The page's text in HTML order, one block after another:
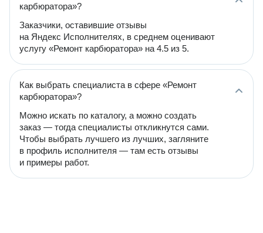
карбюратора»?
Заказчики, оставившие отзывы
на Яндекс Исполнителях, в среднем оценивают
услугу «Ремонт карбюратора» на 4.5 из 5.
Как выбрать специалиста в сфере «Ремонт
карбюратора»?
Можно искать по каталогу, а можно создать
заказ — тогда специалисты откликнутся сами.
Чтобы выбрать лучшего из лучших, загляните
в профиль исполнителя — там есть отзывы
и примеры работ.